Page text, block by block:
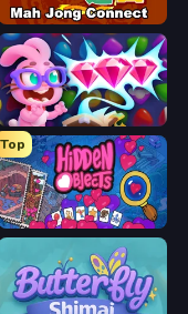
Mahjong Connect (Legacy)
Skydom: Reforged
Top
Hidden Objects